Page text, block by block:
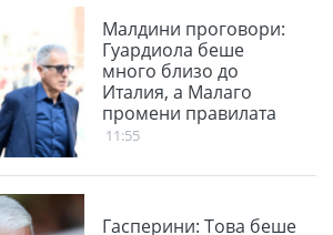
Малдини проговори:
Гуардиола беше
много близо до
Италия, а Малаго
промени правилата
11:55
Гасперини: Това беше